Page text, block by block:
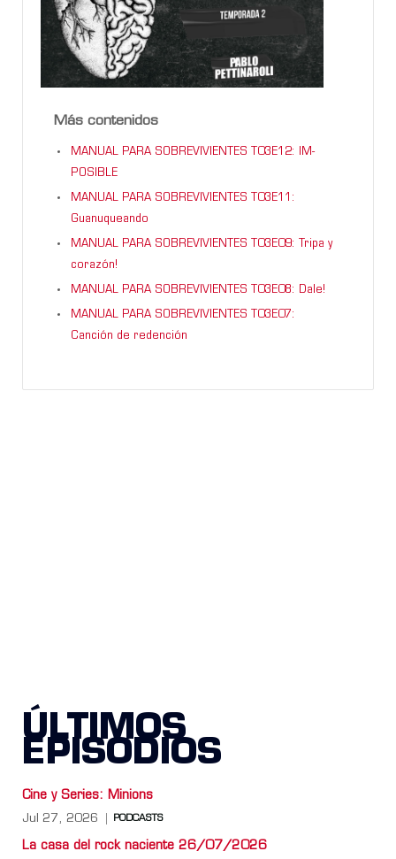
Más contenidos
MANUAL PARA SOBREVIVIENTES T03E12: IM-
POSIBLE
MANUAL PARA SOBREVIVIENTES T03E11:
Guanuqueando
MANUAL PARA SOBREVIVIENTES T03E09: Tripa y
corazón!
MANUAL PARA SOBREVIVIENTES T03E08: Dale!
MANUAL PARA SOBREVIVIENTES T03E07:
Canción de redención
ÚLTIMOS
EPISODIOS
Cine y Series: Minions
Jul 27, 2026 PODCASTS
La casa del rock naciente 26/07/2026